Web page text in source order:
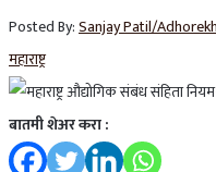
Posted By:Sanjay Patil/
महाराष्ट्र
बातमी शेअर करा :